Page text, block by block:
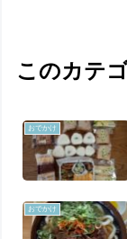
このカテ
おでかけ
おでかけ